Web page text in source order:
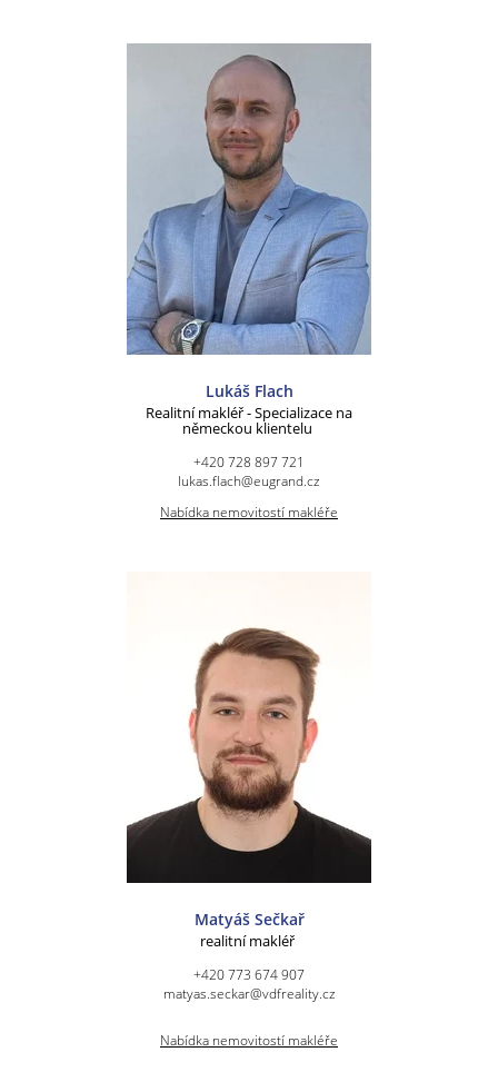
Lukáš Flach
Realitní makléř - Specializace na
německou klientelu
+420 728 897 721
lukas.flach@eugrand.cz
Nabídka nemovitostí makléře
Matyáš Sečkař
realitní makléř
+420 773 674 907
matyas.seckar@vdfreality.cz
Nabídka nemovitostí makléře